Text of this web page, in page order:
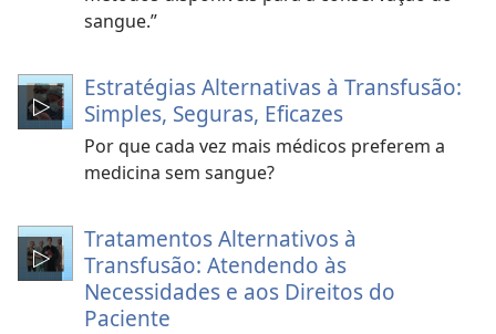
sangue.”
Estratégias Alternativas à Transfusão:
Simples, Seguras, Eficazes
Por que cada vez mais médicos preferem a
medicina sem sangue?
Tratamentos Alternativos à
Transfusão: Atendendo às
Necessidades e aos Direitos do
Paciente